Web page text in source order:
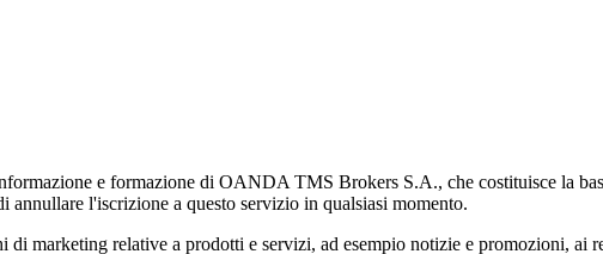
e formazione di OANDA TMS Brokers S.A., che costituisce la
annullare l'iscrizione a questo servizio in qualsiasi momento.
marketing relative a prodotti e servizi, ad esempio notizie e promozioni, ai